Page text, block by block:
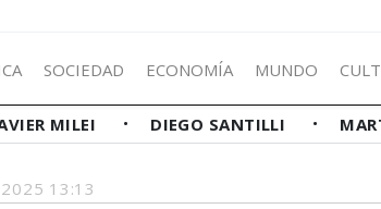
SOCIEDAD ECONOMÍA MUNDO
MILEI DIEGO SANTILLI
13:13